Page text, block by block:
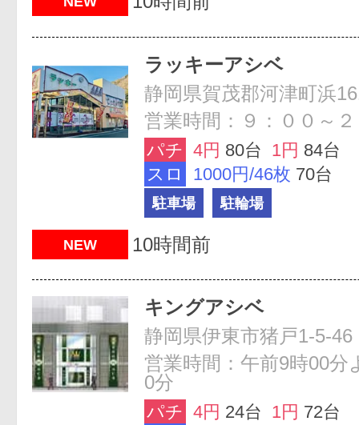
ラッキーアシベ
静岡県賀茂郡河津町浜
営業時間：９：００～
パチ 4円 80台 1円 84台
スロ
1000円/46枚 70台
駐車場 駐輪場
NEW 10時間前
キングアシベ
静岡県伊東市猪戸1-5-46
営業時間：午前9時00分
0分
パチ 4円 24台 1円 72台